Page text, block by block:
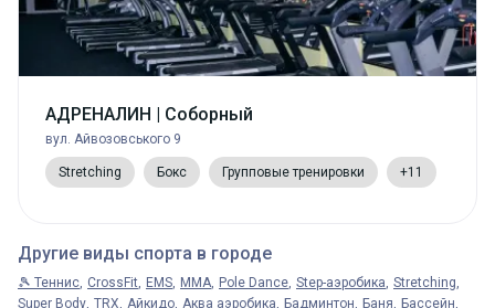
АДРЕНАЛИН | Соборный
вул. Айвозовського 9
Stretching Бокс Групповые тренировки +11
Другие виды спорта в городе
🎾 Теннис CrossFit EMS MMA Pole Dance Step-аэробика Stretching
Super Body TRX Айкидо Аква аэробика Бадминтон Баня
Бассейн